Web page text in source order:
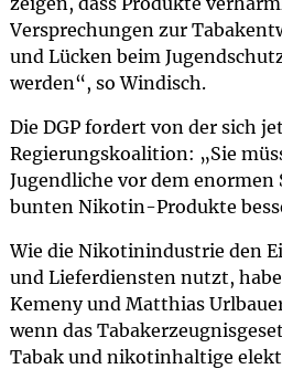
Versprechungen zur
und Lücken beim
werden“, so Windisch.
Die DGP fordert von der sich
Regierungskoalition: „Sie
Jugendliche vor dem
bunten Nikotin-Produkte
Wie die Nikotinindustrie den
und Lieferdiensten nutzt,
Kemeny und Matthias
wenn das
Tabak und nikotinhaltige